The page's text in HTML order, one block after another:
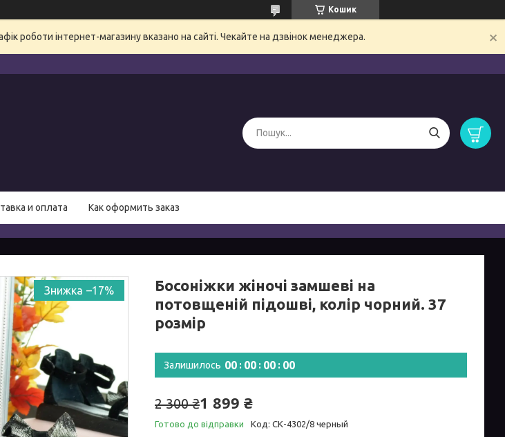
Кошик
роботи інтернет-магазину вказано на сайті. Чекайте на дзвінок менеджера.
и оплата Как оформить заказ
–17%
Босоніжки жіночі замшеві на
потовщеній підошві, колір чорний. 37
розмір
Залишилось 00 00 00 00
2 300 ₴1 899 ₴
Готово до відправки Код: СК-4302/8 черный